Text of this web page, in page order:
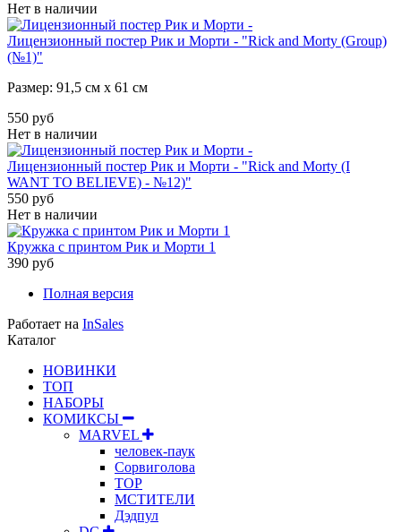
Нет в наличии
Лицензионный постер Рик и Морти - "Rick and Morty (Group)
(№1)"
Размер: 91,5 см х 61 см
550 руб
Нет в наличии
Лицензионный постер Рик и Морти - "Rick and Morty (I
WANT TO BELIEVE) - №12)"
550 руб
Нет в наличии
Кружка с принтом Рик и Морти 1
390 руб
Полная версия
Работает на InSales
Каталог
НОВИНКИ
ТОП
НАБОРЫ
КОМИКСЫ
MARVEL
человек-паук
Сорвиголова
ТОР
МСТИТЕЛИ
Дэдпул